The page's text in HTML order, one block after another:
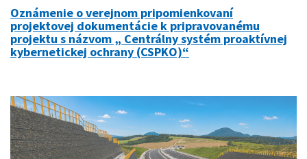
Oznámenie o verejnom pripomienkovaní
projektovej dokumentácie k pripravovanému
projektu s názvom „ Centrálny systém proaktívnej
kybernetickej ochrany (CSPKO)“